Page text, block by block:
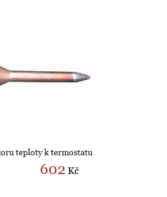
teploty k termostatu
602 Kč